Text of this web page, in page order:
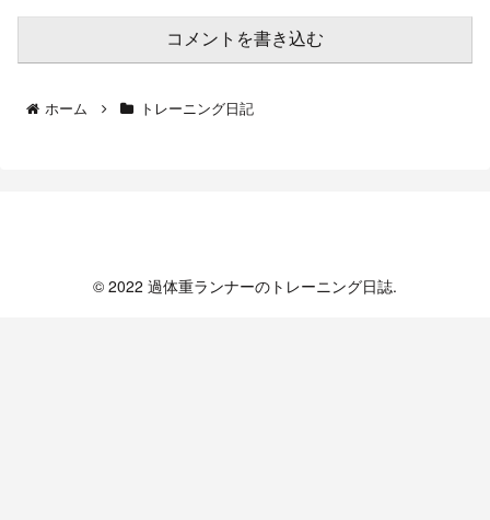
コメントを書き込む
ホーム トレーニング日記
© 2022 過体重ランナーのトレーニング日誌.